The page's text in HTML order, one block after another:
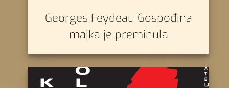
Georges Feydeau Gospođina
majka je preminula